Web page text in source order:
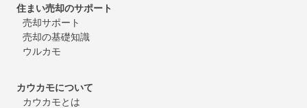
住まい売却のサポート
売却サポート
売却の基礎知識
ウルカモ
カウカモについて
カウカモとは